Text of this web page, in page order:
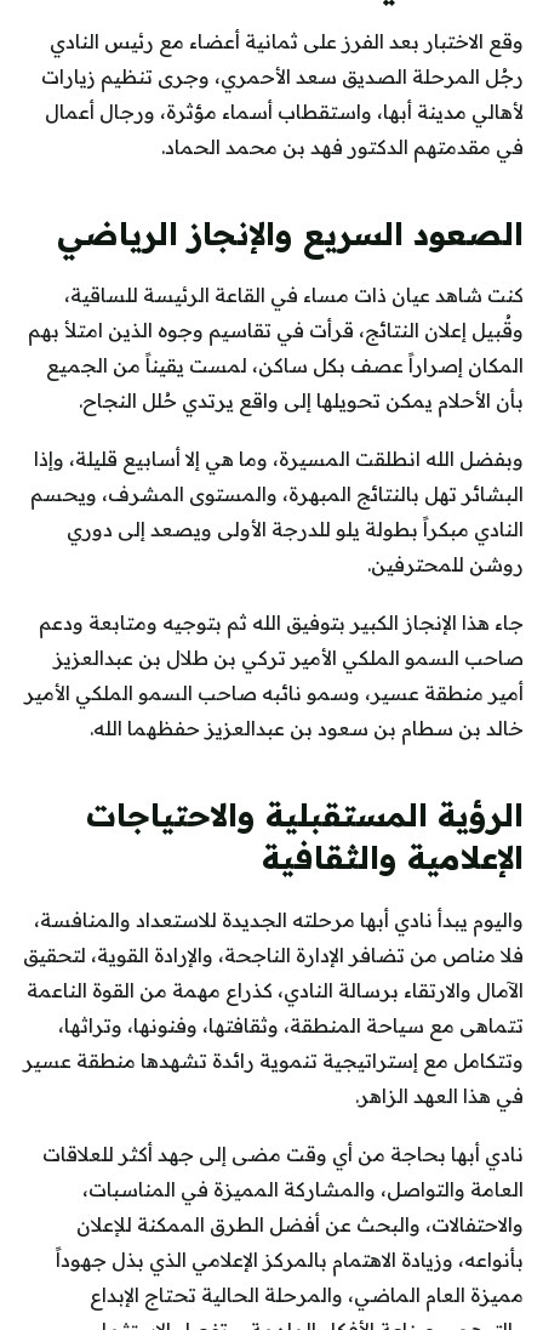
وقع الاختبار بعد الفرز على ثمانية أعضاء مع رئيس النادي
رجُل المرحلة الصديق سعد الأحمري، وجرى تنظيم زيارات
لأهالي مدينة أبها، واستقطاب أسماء مؤثرة، ورجال أعمال
في مقدمتهم الدكتور فهد بن محمد الحماد.
الصعود السريع والإنجاز الرياضي
كنت شاهد عيان ذات مساء في القاعة الرئيسة للساقية،
وقُبيل إعلان النتائج، قرأت في تقاسيم وجوه الذين امتلأ بهم
المكان إصراراً عصف بكل ساكن، لمست يقيناً من الجميع
بأن الأحلام يمكن تحويلها إلى واقع يرتدي حُلل النجاح.
وبفضل الله انطلقت المسيرة، وما هي إلا أسابيع قليلة، وإذا
البشائر تهل بالنتائج المبهرة، والمستوى المشرف، ويحسم
النادي مبكراً بطولة يلو للدرجة الأولى ويصعد إلى دوري
روشن للمحترفين.
جاء هذا الإنجاز الكبير بتوفيق الله ثم بتوجيه ومتابعة ودعم
صاحب السمو الملكي الأمير تركي بن طلال بن عبدالعزيز
أمير منطقة عسير، وسمو نائبه صاحب السمو الملكي الأمير
خالد بن سطام بن سعود بن عبدالعزيز حفظهما الله.
الرؤية المستقبلية والاحتياجات
الإعلامية والثقافية
واليوم يبدأ نادي أبها مرحلته الجديدة للاستعداد والمنافسة،
فلا مناص من تضافر الإدارة الناجحة، والإرادة القوية، لتحقيق
الآمال والارتقاء برسالة النادي، كذراع مهمة من القوة الناعمة
تتماهى مع سياحة المنطقة، وثقافتها، وفنونها، وتراثها،
وتتكامل مع إستراتيجية تنموية رائدة تشهدها منطقة عسير
في هذا العهد الزاهر.
نادي أبها بحاجة من أي وقت مضى إلى جهد أكثر للعلاقات
العامة والتواصل، والمشاركة المميزة في المناسبات،
والاحتفالات، والبحث عن أفضل الطرق الممكنة للإعلان
بأنواعه، وزيادة الاهتمام بالمركز الإعلامي الذي بذل جهوداً
مميزة العام الماضي، والمرحلة الحالية تحتاج الإبداع